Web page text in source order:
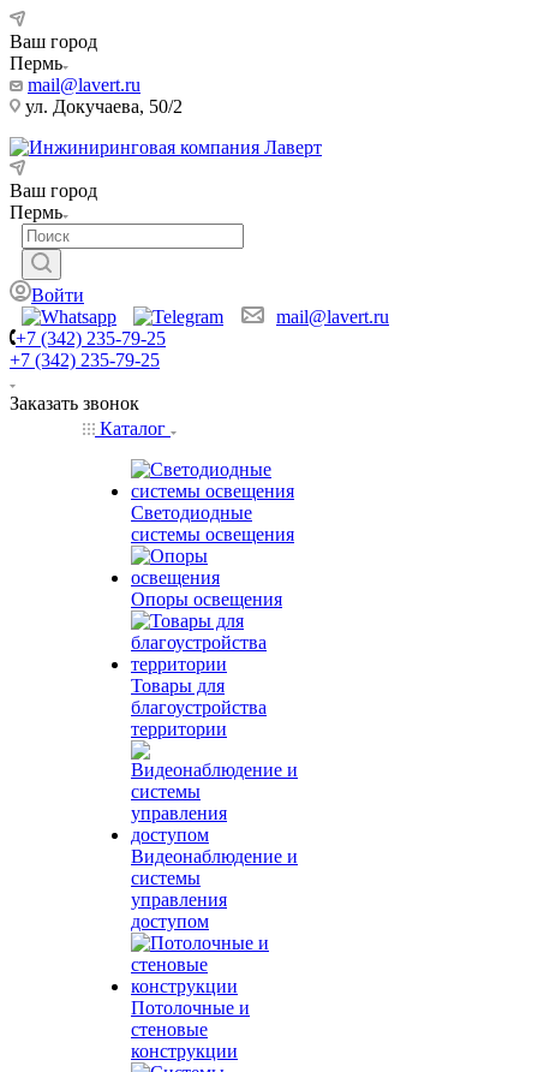
Ваш город
Пермь
mail@lavert.ru
ул. Докучаева, 50/2
Ваш город
Пермь
Войти
mail@lavert.ru
+7 (342) 235-79-25
+7 (342) 235-79-25
Заказать звонок
Каталог
Светодиодные
системы освещения
Опоры освещения
Товары для
благоустройства
территории
Видеонаблюдение и
системы
управления
доступом
Потолочные и
стеновые
конструкции